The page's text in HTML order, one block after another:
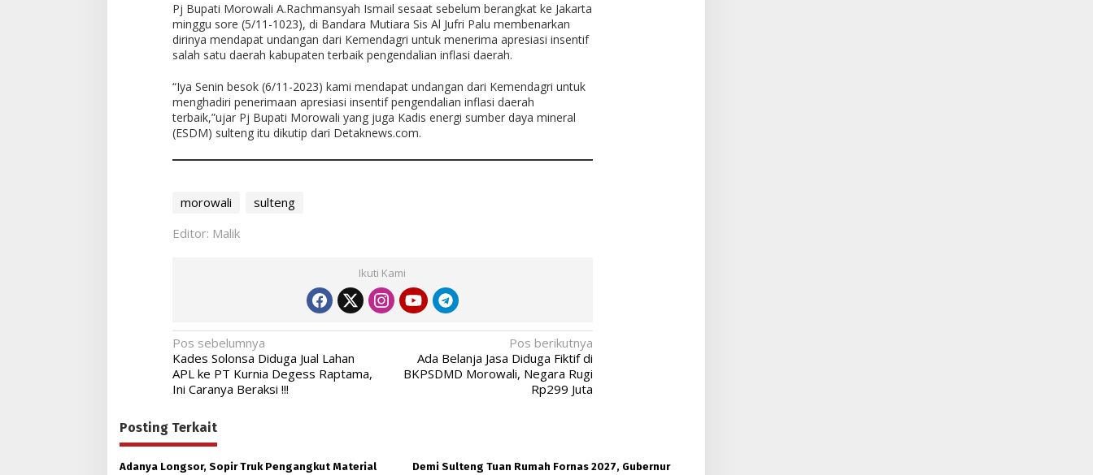
Pj Bupati Morowali A.Rachmansyah Ismail sesaat sebelum berangkat ke Jakarta
minggu sore (5/11-1023), di Bandara Mutiara Sis Al Jufri Palu membenarkan
dirinya mendapat undangan dari Kemendagri untuk menerima apresiasi insentif
salah satu daerah kabupaten terbaik pengendalian inflasi daerah.
“Iya Senin besok (6/11-2023) kami mendapat undangan dari Kemendagri untuk
menghadiri penerimaan apresiasi insentif pengendalian inflasi daerah
terbaik,”ujar Pj Bupati Morowali yang juga Kadis energi sumber daya mineral
(ESDM) sulteng itu dikutip dari Detaknews.com.
morowali
sulteng
Editor: Malik
Ikuti Kami
Navigasi
pos
Pos sebelumnya
Kades Solonsa Diduga Jual Lahan
APL ke PT Kurnia Degess Raptama,
Ini Caranya Beraksi !!!
Pos berikutnya
Ada Belanja Jasa Diduga Fiktif di
BKPSDMD Morowali, Negara Rugi
Rp299 Juta
Posting Terkait
Adanya Longsor, Sopir Truk Pengangkut Material
Demi Sulteng Tuan Rumah Fornas 2027, Gubernur